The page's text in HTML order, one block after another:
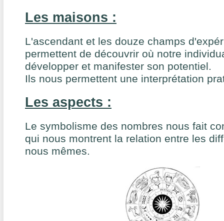
Les maisons :
L'ascendant et les douze champs
permettent de découvrir où notre
développer et manifester son potentiel.
Ils nous permettent une interprétation
Les aspects :
Le symbolisme des nombres nous fait
qui nous montrent la relation entre les
nous mêmes.